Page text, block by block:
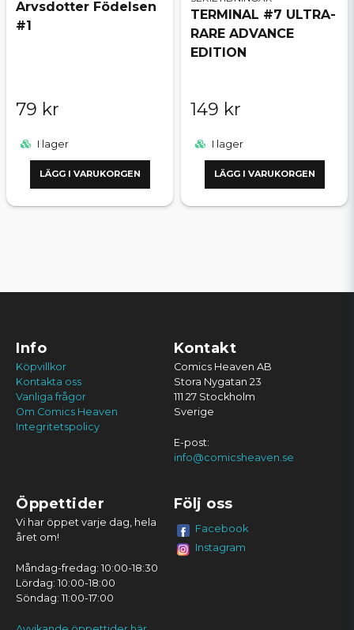
Arvsdotter Födelsen
#1
79 kr
I lager
LÄGG I VARUKORGEN
TERMINAL #7 ULTRA-
RARE ADVANCE
EDITION
149 kr
I lager
LÄGG I VARUKORGEN
Info
Köpvillkor
Kontakta oss
Vanliga frågor
Om Comics Heaven
Integritetspolicy
Kontakt
Comics Heaven AB
Stora Nygatan 23
111 27 Stockholm
Sverige
E-post:
info@comicsheaven.se
Öppettider
Vi har öppet varje dag, hela
året om!
Måndag-fredag: 10:00-18:30
Lördag: 10:00-18:00
Söndag: 11:00-17:00
Följ oss
Facebook
Instagram